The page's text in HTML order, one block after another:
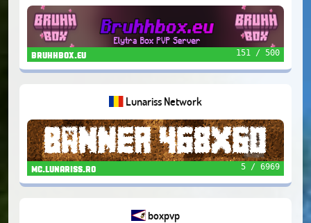
ANTICHEAT | DUELS
bruhhbox.eu 151 / 500
Lunariss Network
mc.lunariss.ro 5 / 6969
boxpvp